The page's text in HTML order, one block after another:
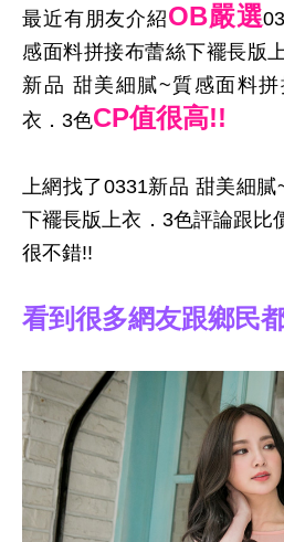
最近有朋友介紹OB嚴選
感面料拼接布蕾絲下襬長版
新品 甜美細膩~質感面料
衣．3色CP值很高!!
上網找了0331新品 甜美細
下襬長版上衣．3色評論跟比
很不錯!!
看到很多網友跟鄉民